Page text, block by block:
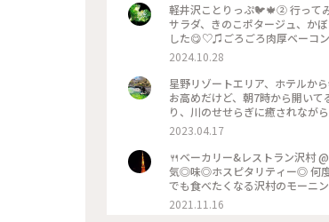
軽井沢ことりっぷ🐦️🍁② 行って
サラダ、きのこポタージュ、か
した😋♡♫ごろごろ肉厚ベーコン
ーケースは横に長〜くてパンの
😊💓 #沢村ベーカリー #ベーカ
ツォーネ #ベーカリー #軽井沢
2024.10.28
星野リゾートエリア、ホテルか
お高めだけど、朝7時から開いてる
2023.04.17
🍴ベーカリー&レストラン沢村 @長野県軽井沢 《私
気◎味◎ホスピタリティー◎ 何度
でも食べたくなる沢村のモーニ
落ち着ける空間です。 #軽井沢 #軽井沢モーニング #軽井沢カフェ #軽井沢パン #パン #モーニング #私のこと
りっぷ
2021.11.16